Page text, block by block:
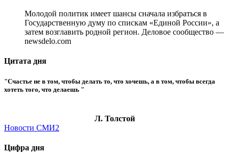
Молодой политик имеет шансы сначала избраться в
Государственную думу по спискам «Единой России», а
затем возглавить родной регион. Деловое сообщество —
newsdelo.com
Цитата дня
"Счастье не в том, чтобы делать то, что хочешь, а в том, чтобы всегда
хотеть того, что делаешь "
Л. Толстой
Новости СМИ2
Цифра дня